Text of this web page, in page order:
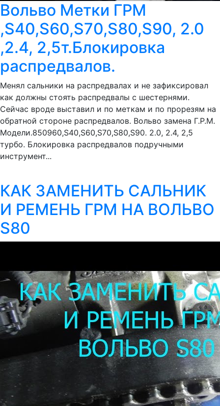
Вольво Метки ГРМ
,S40,S60,S70,S80,S90, 2.0
,2.4, 2,5т.Блокировка
распредвалов.
Менял сальники на распредвалах и не зафиксировал
как должны стоять распредвалы с шестернями.
Сейчас вроде выставил и по меткам и по прорезям на
обратной стороне распредвалов. Вольво замена Г.Р.М.
Модели.850960,S40,S60,S70,S80,S90. 2.0, 2.4, 2,5
турбо. Блокировка распредвалов подручными
инструмент...
КАК ЗАМЕНИТЬ САЛЬНИК
И РЕМЕНЬ ГРМ НА ВОЛЬВО
S80